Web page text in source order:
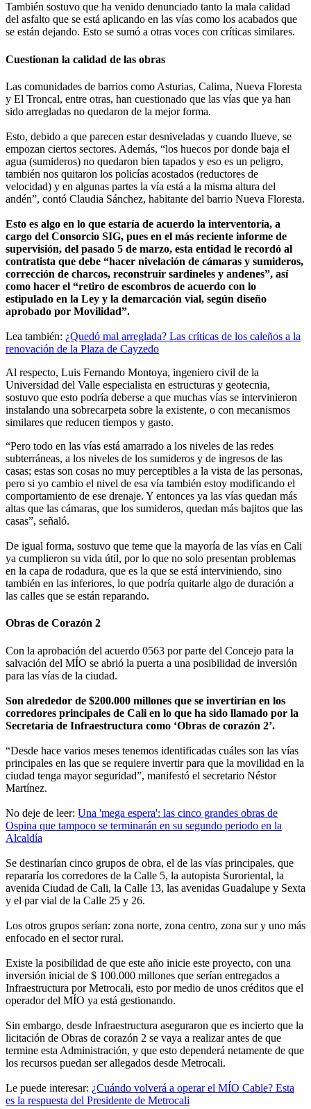
También sostuvo que ha venido denunciado tanto la mala calidad
del asfalto que se está aplicando en las vías como los acabados que
se están dejando. Esto se sumó a otras voces con críticas similares.
Cuestionan la calidad de las obras
Las comunidades de barrios como Asturias, Calima, Nueva Floresta
y El Troncal, entre otras, han cuestionado que las vías que ya han
sido arregladas no quedaron de la mejor forma.
Esto, debido a que parecen estar desniveladas y cuando llueve, se
empozan ciertos sectores. Además, “los huecos por donde baja el
agua (sumideros) no quedaron bien tapados y eso es un peligro,
también nos quitaron los policías acostados (reductores de
velocidad) y en algunas partes la vía está a la misma altura del
andén”, contó Claudia Sánchez, habitante del barrio Nueva Floresta.
Esto es algo en lo que estaría de acuerdo la interventoría, a
cargo del Consorcio SIG, pues en el más reciente informe de
supervisión, del pasado 5 de marzo, esta entidad le recordó al
contratista que debe “hacer nivelación de cámaras y sumideros,
corrección de charcos, reconstruir sardineles y andenes”, así
como hacer el “retiro de escombros de acuerdo con lo
estipulado en la Ley y la demarcación vial, según diseño
aprobado por Movilidad”.
Lea también: ¿Quedó mal arreglada? Las críticas de los caleños a la
renovación de la Plaza de Cayzedo
Al respecto, Luis Fernando Montoya, ingeniero civil de la
Universidad del Valle especialista en estructuras y geotecnia,
sostuvo que esto podría deberse a que muchas vías se intervinieron
instalando una sobrecarpeta sobre la existente, o con mecanismos
similares que reducen tiempos y gasto.
“Pero todo en las vías está amarrado a los niveles de las redes
subterráneas, a los niveles de los sumideros y de ingresos de las
casas; estas son cosas no muy perceptibles a la vista de las personas,
pero si yo cambio el nivel de esa vía también estoy modificando el
comportamiento de ese drenaje. Y entonces ya las vías quedan más
altas que las cámaras, que los sumideros, quedan más bajitos que las
casas”, señaló.
De igual forma, sostuvo que teme que la mayoría de las vías en Cali
ya cumplieron su vida útil, por lo que no solo presentan problemas
en la capa de rodadura, que es la que se está interviniendo, sino
también en las inferiores, lo que podría quitarle algo de duración a
las calles que se están reparando.
Obras de Corazón 2
Con la aprobación del acuerdo 0563 por parte del Concejo para la
salvación del MÍO se abrió la puerta a una posibilidad de inversión
para las vías de la ciudad.
Son alrededor de $200.000 millones que se invertirían en los
corredores principales de Cali en lo que ha sido llamado por la
Secretaría de Infraestructura como ‘Obras de corazón 2’.
“Desde hace varios meses tenemos identificadas cuáles son las vías
principales en las que se requiere invertir para que la movilidad en la
ciudad tenga mayor seguridad”, manifestó el secretario Néstor
Martínez.
No deje de leer: Una 'mega espera': las cinco grandes obras de
Ospina que tampoco se terminarán en su segundo periodo en la
Alcaldía
Se destinarían cinco grupos de obra, el de las vías principales, que
repararía los corredores de la Calle 5, la autopista Suroriental, la
avenida Ciudad de Cali, la Calle 13, las avenidas Guadalupe y Sexta
y el par vial de la Calle 25 y 26.
Los otros grupos serían: zona norte, zona centro, zona sur y uno más
enfocado en el sector rural.
Existe la posibilidad de que este año inicie este proyecto, con una
inversión inicial de $ 100.000 millones que serían entregados a
Infraestructura por Metrocali, esto por medio de unos créditos que el
operador del MÍO ya está gestionando.
Sin embargo, desde Infraestructura aseguraron que es incierto que la
licitación de Obras de corazón 2 se vaya a realizar antes de que
termine esta Administración, y que esto dependerá netamente de que
los recursos puedan ser allegados desde Metrocali.
Le puede interesar: ¿Cuándo volverá a operar el MÍO Cable? Esta
es la respuesta del Presidente de Metrocali